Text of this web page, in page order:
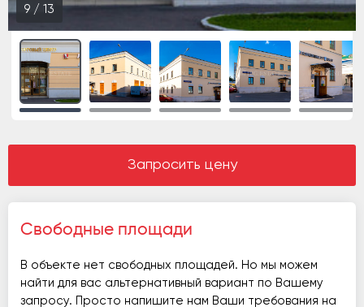
9 / 13
Запросить цену
Свободные площади
В объекте нет свободных площадей. Но мы можем
найти для вас альтернативный вариант по Вашему
запросу. Просто напишите нам Ваши требования на